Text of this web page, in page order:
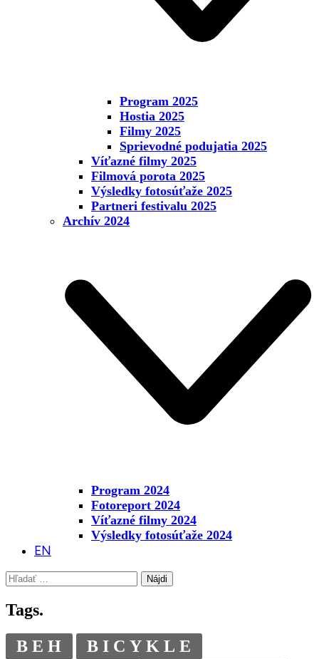
Program 2025
Hostia 2025
Filmy 2025
Sprievodné podujatia 2025
Víťazné filmy 2025
Filmová porota 2025
Výsledky fotosúťaže 2025
Partneri festivalu 2025
Archív 2024
Program 2024
Fotoreport 2024
Víťazné filmy 2024
Výsledky fotosúťaže 2024
EN
Hľadať:
Tags.
BEH
BICYKLE